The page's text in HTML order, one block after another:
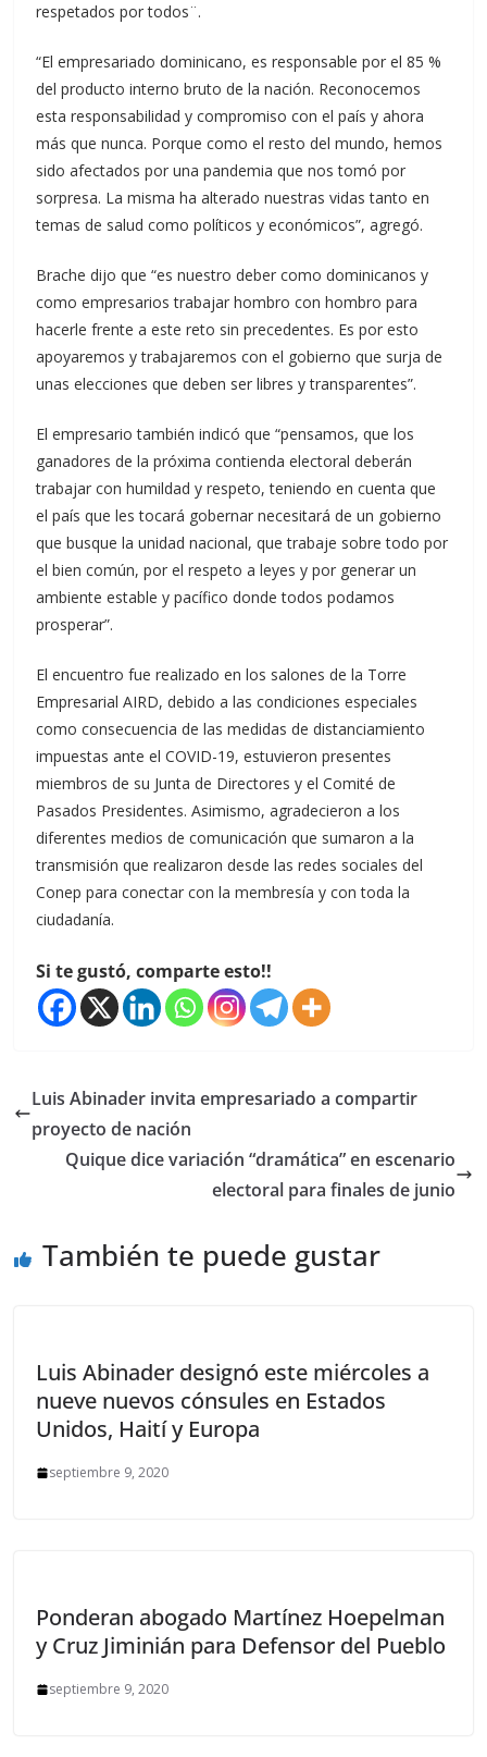
respetados por todos¨.
“El empresariado dominicano, es responsable por el 85 %
del producto interno bruto de la nación. Reconocemos
esta responsabilidad y compromiso con el país y ahora
más que nunca. Porque como el resto del mundo, hemos
sido afectados por una pandemia que nos tomó por
sorpresa. La misma ha alterado nuestras vidas tanto en
temas de salud como políticos y económicos”, agregó.
Brache dijo que “es nuestro deber como dominicanos y
como empresarios trabajar hombro con hombro para
hacerle frente a este reto sin precedentes. Es por esto
apoyaremos y trabajaremos con el gobierno que surja de
unas elecciones que deben ser libres y transparentes”.
El empresario también indicó que “pensamos, que los
ganadores de la próxima contienda electoral deberán
trabajar con humildad y respeto, teniendo en cuenta que
el país que les tocará gobernar necesitará de un gobierno
que busque la unidad nacional, que trabaje sobre todo por
el bien común, por el respeto a leyes y por generar un
ambiente estable y pacífico donde todos podamos
prosperar”.
El encuentro fue realizado en los salones de la Torre
Empresarial AIRD, debido a las condiciones especiales
como consecuencia de las medidas de distanciamiento
impuestas ante el COVID-19, estuvieron presentes
miembros de su Junta de Directores y el Comité de
Pasados Presidentes. Asimismo, agradecieron a los
diferentes medios de comunicación que sumaron a la
transmisión que realizaron desde las redes sociales del
Conep para conectar con la membresía y con toda la
ciudadanía.
Si te gustó, comparte esto!!
Luis Abinader invita empresariado a compartir
proyecto de nación
Quique dice variación “dramática” en escenario
electoral para finales de junio
También te puede gustar
Luis Abinader designó este miércoles a
nueve nuevos cónsules en Estados
Unidos, Haití y Europa
septiembre 9, 2020
Ponderan abogado Martínez Hoepelman
y Cruz Jiminián para Defensor del Pueblo
septiembre 9, 2020